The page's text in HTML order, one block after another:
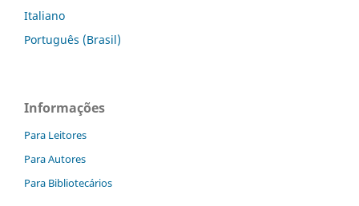
Italiano
Português (Brasil)
Informações
Para Leitores
Para Autores
Para Bibliotecários